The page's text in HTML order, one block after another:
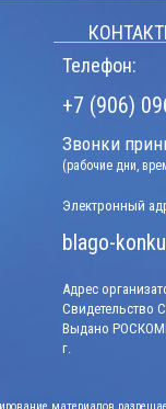
Телефон:
+7 (906)
Звонки
(рабочие дни,
Электронный
blago-
Адрес
Свидетельство
Выдано
г.
материалов